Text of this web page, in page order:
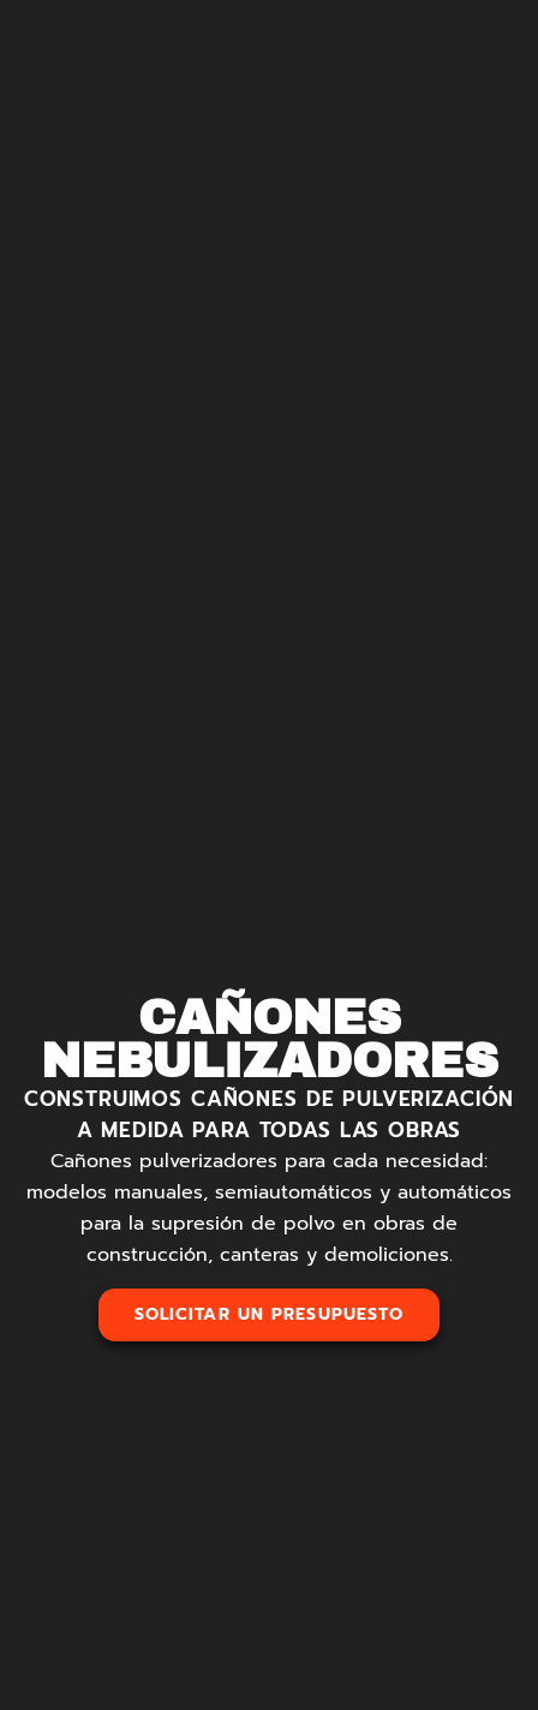
CAÑONES
NEBULIZADORES
CONSTRUIMOS CAÑONES DE PULVERIZACIÓN
A MEDIDA PARA TODAS LAS OBRAS
Cañones pulverizadores para cada necesidad:
modelos manuales, semiautomáticos y automáticos
para la supresión de polvo en obras de
construcción, canteras y demoliciones.
SOLICITAR UN PRESUPUESTO